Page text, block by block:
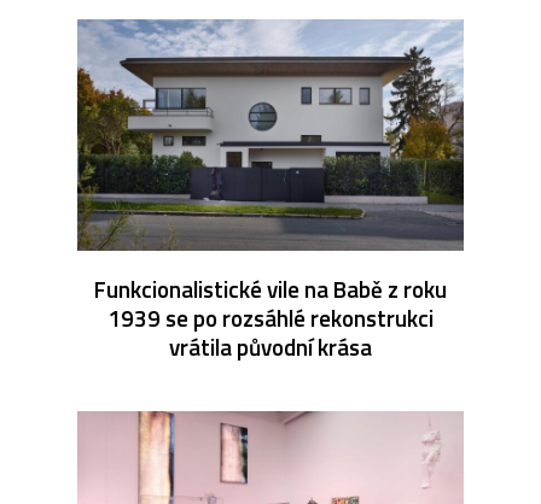
Funkcionalistické vile na Babě z roku
1939 se po rozsáhlé rekonstrukci
vrátila původní krása